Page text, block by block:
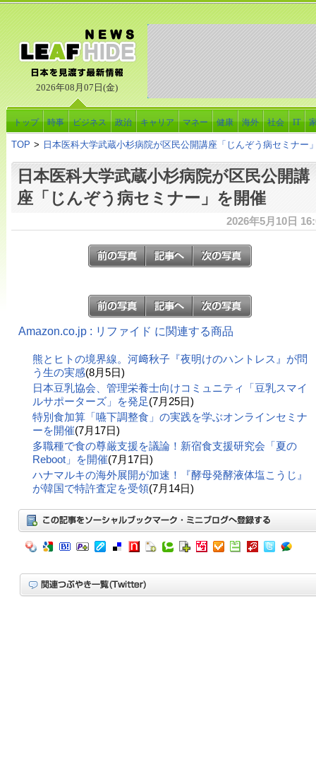
2026年08月07日(金)
トップ 時事 ビジネス 政治 キャリア マネー 健康 海外 社会 IT
TOP > 日本医科大学武蔵小杉病院が区民公開講座「じんぞう病セミナー
日本医科大学武蔵小杉病院が区民公開講
座「じんぞう病セミナー」を開催
2026年5月10日
Amazon.co.jp : リファイド に関連する商品
熊とヒトの境界線。河﨑秋子『夜明けのハントレス』が問
う生の実感(8月5日)
日本豆乳協会、管理栄養士向けコミュニティ「豆乳スマイ
ルサポーターズ」を発足(7月25日)
特別食加算「嚥下調整食」の実践を学ぶオンラインセミナ
ーを開催(7月17日)
多職種で食の尊厳支援を議論！新宿食支援研究会「夏の
Reboot」を開催(7月17日)
ハナマルキの海外展開が加速！『酵母発酵液体塩こうじ』
が韓国で特許査定を受領(7月14日)